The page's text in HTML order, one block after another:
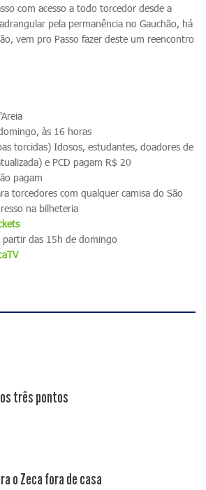
com acesso a todo torcedor desde a
pela permanência no Gauchão, há
vem pro Passo fazer deste um reencontro
às 16 horas
torcidas) Idosos, estudantes, doadores de
e PCD pagam R$ 20
pagam
torcedores com qualquer camisa do São
na bilheteria
partir das 15h de domingo
três pontos
o Zeca fora de casa